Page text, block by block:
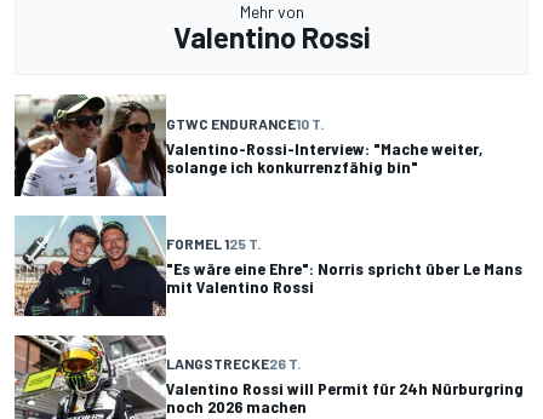
Mehr von
Valentino Rossi
GTWC ENDURANCE10 T.
Valentino-Rossi-Interview: "Mache weiter,
solange ich konkurrenzfähig bin"
FORMEL 125 T.
"Es wäre eine Ehre": Norris spricht über Le Mans
mit Valentino Rossi
LANGSTRECKE26 T.
Valentino Rossi will Permit für 24h Nürburgring
noch 2026 machen